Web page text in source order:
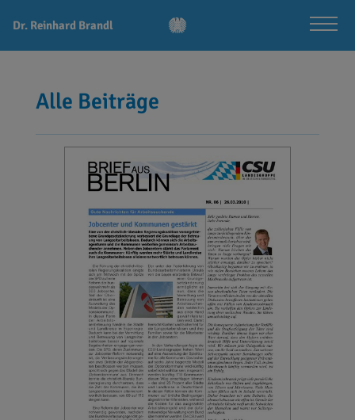
Dr. Reinhard Brandl
Alle Beiträge